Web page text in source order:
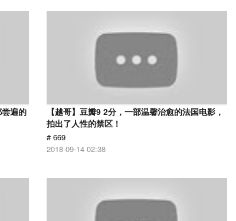
尝遍的
【越哥】豆瓣9 2分，一部温馨治愈的法国电影，
拍出了人性的禁区！
# 669
2018-09-14 02:38